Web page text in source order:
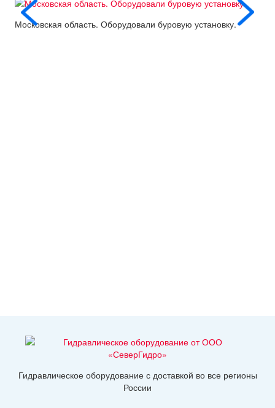
Московская область. Оборудовали буровую установку.
Гидравлическое оборудование с доставкой во все регионы
России